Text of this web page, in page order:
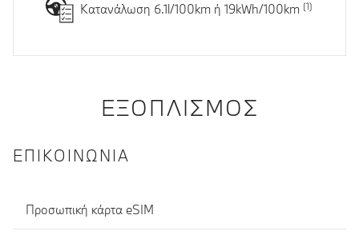
Κατανάλωση 6.1l/100km ή 19kWh/100km
ΕΞΟΠΛΙΣΜΌΣ
ΕΠΙΚΟΙΝΩΝΊΑ
Προσωπική κάρτα eSIM